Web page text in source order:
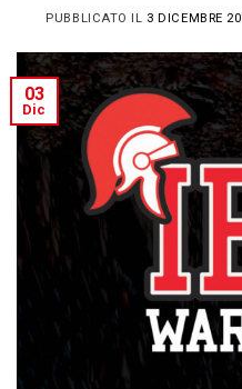
PUBBLICATO IL 3 DICEMBRE
03
Dic